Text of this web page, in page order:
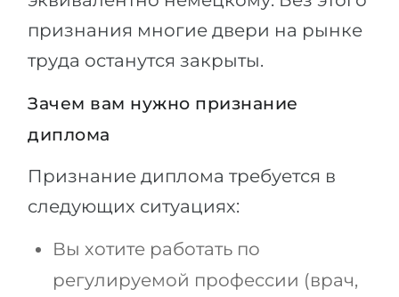
признания многие двери на рынке
труда останутся закрыты.
Зачем вам нужно признание
диплома
Признание диплома требуется в
следующих ситуациях:
Вы хотите работать по
регулируемой профессии (врач,